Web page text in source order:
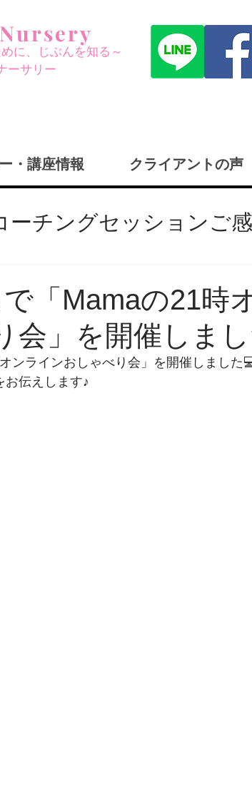
に、じぶんを知る～
ーサリー
・講座情報 クライアントの声
ーチングセッションご
日々の再構築
過去の
ントレーニングサロン
「Mamaの21時
会」を開催しま
ンラインおしゃべり会」を開催しました
お伝えします♪